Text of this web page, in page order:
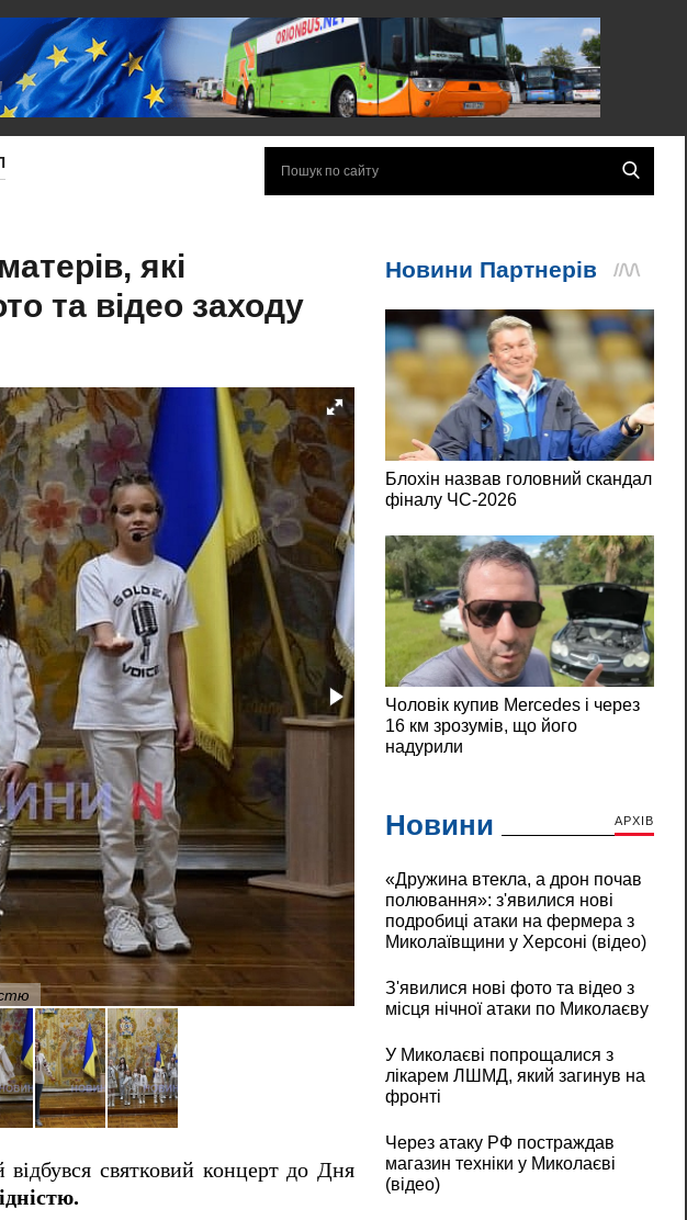
які
та відео заходу
У Миколаєві пройшов концерт для
святковий концерт до Дня
Новини АРХІВ
«Дружина втекла, а дрон почав
полювання»: з'явилися нові
подробиці атаки на фермера з
Миколаївщини у Херсоні (відео)
З'явилися нові фото та відео з
місця нічної атаки по Миколаєву
У Миколаєві попрощалися з
лікарем ЛШМД, який загинув на
фронті
Через атаку РФ постраждав
магазин техніки у Миколаєві
(відео)